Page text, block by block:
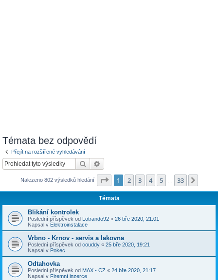
Témata bez odpovědí
Přejít na rozšířené vyhledávání
Hledat
Nalezeno 802 výsledků hledání Stránka z 33
1 2 3 4 5 33
Témata
Blikání kontrolek
Poslední příspěvek od Lotrando92 « 26 bře 2020, 21:01
Napsal v Elektroinstalace
Vrbno - Krnov - servis a lakovna
Poslední příspěvek od couddy « 25 bře 2020, 19:21
Napsal v Pokec
Odtahovka
Poslední příspěvek od MAX - CZ « 24 bře 2020, 21:17
Napsal v Firemní inzerce